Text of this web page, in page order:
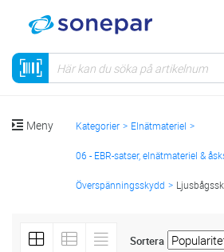
Meny Kategorier Elnätmateriel
06 - EBR-satser, elnätmateriel &
Överspänningsskydd
Sortera